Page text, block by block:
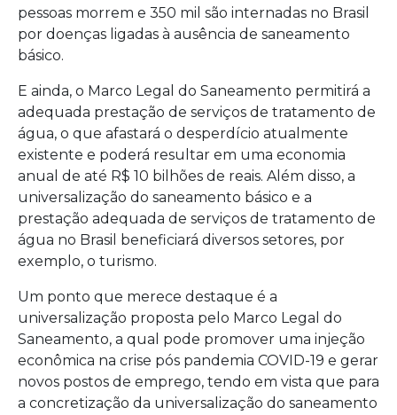
pessoas morrem e 350 mil são internadas no Brasil
por doenças ligadas à ausência de saneamento
básico.
E ainda, o Marco Legal do Saneamento permitirá a
adequada prestação de serviços de tratamento de
água, o que afastará o desperdício atualmente
existente e poderá resultar em uma economia
anual de até R$ 10 bilhões de reais. Além disso, a
universalização do saneamento básico e a
prestação adequada de serviços de tratamento de
água no Brasil beneficiará diversos setores, por
exemplo, o turismo.
Um ponto que merece destaque é a
universalização proposta pelo Marco Legal do
Saneamento, a qual pode promover uma injeção
econômica na crise pós pandemia COVID-19 e gerar
novos postos de emprego, tendo em vista que para
a concretização da universalização do saneamento